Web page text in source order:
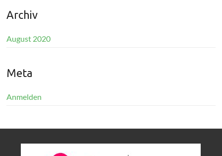
Archiv
August 2020
Meta
Anmelden